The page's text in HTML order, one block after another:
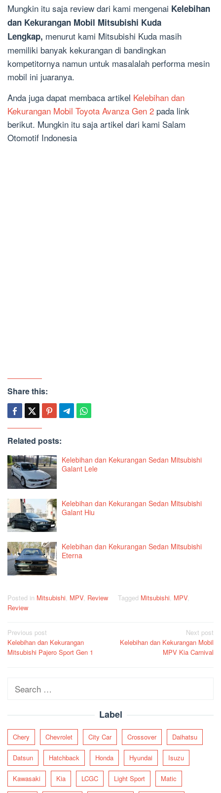
Mungkin itu saja review dari kami mengenai Kelebihan
dan Kekurangan Mobil Mitsubishi Kuda
Lengkap, menurut kami Mitsubishi Kuda masih
memiliki banyak kekurangan di bandingkan
kompetitornya namun untuk masalalah performa mesin
mobil ini juaranya.
Anda juga dapat membaca artikel Kelebihan dan
Kekurangan Mobil Toyota Avanza Gen 2 pada link
berikut. Mungkin itu saja artikel dari kami Salam
Otomotif Indonesia
Share this:
Related posts:
Kelebihan dan Kekurangan Sedan Mitsubishi
Galant Lele
Kelebihan dan Kekurangan Sedan Mitsubishi
Galant Hiu
Kelebihan dan Kekurangan Sedan Mitsubishi
Eterna
Posted in Mitsubishi MPV, Review Tagged Mitsubishi MPV,
Review
Post
navigation
Previous post
Kelebihan dan Kekurangan
Mitsubishi Pajero Sport Gen 1
Next post
Kelebihan dan Kekurangan Mobil
MPV Kia Carnival
Search
Label
Chery Chevrolet City Car Crossover Daihatsu
Datsun Hatchback Honda Hyundai Isuzu
Kawasaki Kia LCGC Light Sport Matic